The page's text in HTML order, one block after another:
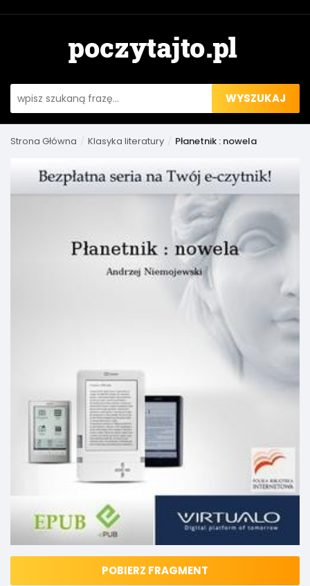
WYSZUKAJ
Strona Główna Klasyka literatury Płanetnik : nowela
POBIERZ FRAGMENT